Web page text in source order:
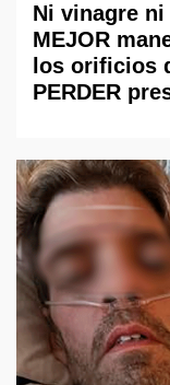
Ni vinagre
MEJOR
los orificios
PERDER